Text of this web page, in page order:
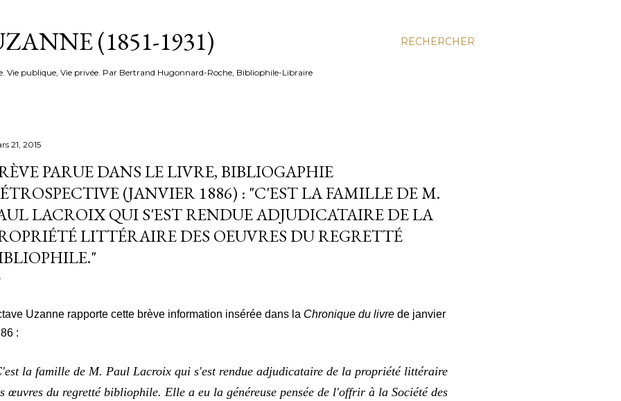
RECHERCHER
(1851-1931)
Vie publique, Vie privée. Par Bertrand Hugonnard-Roche, Bibliophile-Libraire
21, 2015
PARUE DANS LE LIVRE, BIBLIOGAPHIE
(JANVIER 1886) : "C'EST LA FAMILLE DE M.
LACROIX QUI S'EST RENDUE ADJUDICATAIRE DE LA
LITTÉRAIRE DES OEUVRES DU REGRETTÉ
Uzanne rapporte cette brève information insérée dans la Chronique du livre de janvier
:
la famille de M. Paul Lacroix qui s'est rendue adjudicataire de la propriété littéraire
œuvres du regretté bibliophile. Elle a eu la généreuse pensée de l'offrir à la Société des